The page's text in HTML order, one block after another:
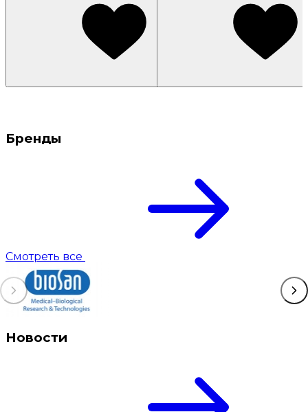
Бренды
Смотреть все
Новости